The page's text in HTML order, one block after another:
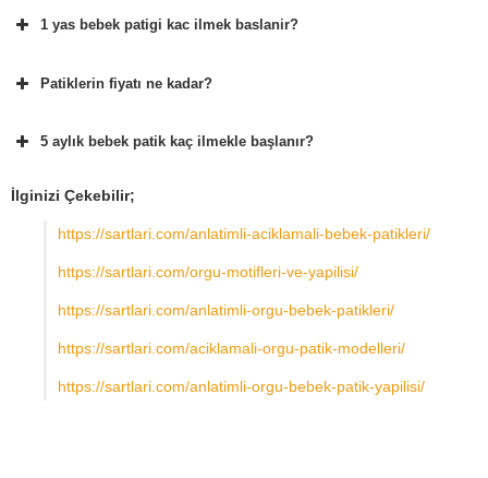
1 yas bebek patigi kac ilmek baslanir?
Patiklerin fiyatı ne kadar?
5 aylık bebek patik kaç ilmekle başlanır?
İlginizi Çekebilir;
https://sartlari.com/anlatimli-aciklamali-bebek-patikleri/
https://sartlari.com/orgu-motifleri-ve-yapilisi/
https://sartlari.com/anlatimli-orgu-bebek-patikleri/
https://sartlari.com/aciklamali-orgu-patik-modelleri/
https://sartlari.com/anlatimli-orgu-bebek-patik-yapilisi/